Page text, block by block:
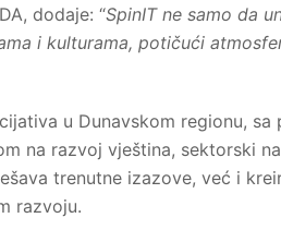
dodaje: “SpinIT ne samo da
i kulturama, potičući
u Dunavskom regionu,
na razvoj vještina, sektorski
trenutne izazove, već i
razvoju.